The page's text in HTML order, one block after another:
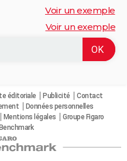
Voir un exemple
Voir un exemple
éditoriale Publicité
Contact
Données personnelles
Mentions légales
Groupe Figaro